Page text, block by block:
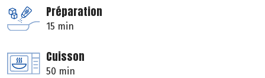
Préparation
15 min
Cuisson
50 min